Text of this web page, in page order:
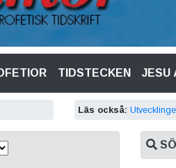
TIDSTECKEN JESU
Läs också: